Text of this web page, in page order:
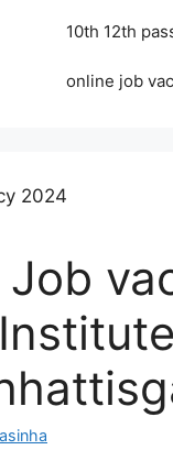
10th 12th
online job
Job